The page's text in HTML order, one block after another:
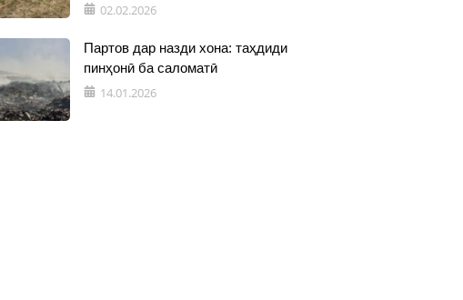
02.02.2026
Партов дар назди хона: таҳдиди
пинҳонӣ ба саломатӣ
14.01.2026